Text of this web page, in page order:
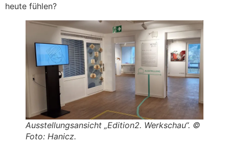
heute fühlen?
Ausstellungsansicht „Edition2. Werkschau“. ©
Foto: Hanicz.